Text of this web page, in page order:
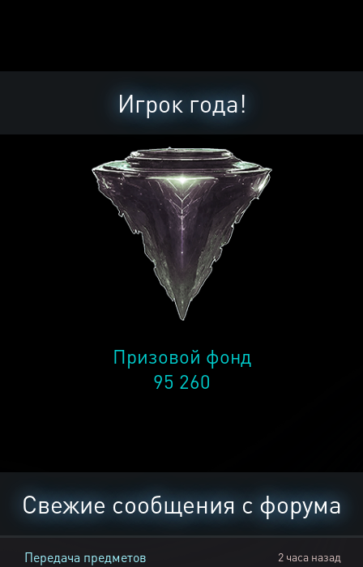
Игрок года!
Призовой фонд
95 260
Свежие сообщения с форума
Передача предметов 2 часа назад